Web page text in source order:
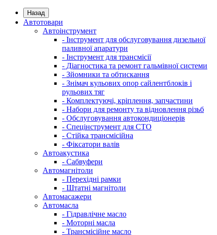
Назад
Автотовари
Автоінструмент
- Інструмент для обслуговування дизельної
паливної апаратури
- Інструмент для трансмісії
- Діагностика та ремонт гальмівної системи
- Зйомники та обтискання
- Знімач кульових опор сайлентблоків і
рульових тяг
- Комплектуючі, кріплення, запчастини
- Набори для ремонту та відновлення різьб
- Обслуговування автокондиціонерів
- Спецінструмент для СТО
- Стійка трансмісійна
- Фіксатори валів
Автоакустика
- Сабвуфери
Автомагнітоли
- Перехідні рамки
- Штатні магнітоли
Автомасажери
Автомасла
- Гідравлічне масло
- Моторні масла
- Трансмісійне масло